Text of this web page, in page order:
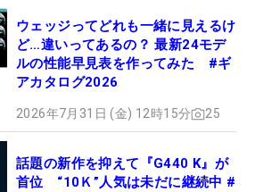
ウェッジってどれも一緒に見えるけ
ど…違いってあるの？ 最新24モデ
ルの性能早見表を作ってみた #ギ
アカタログ2026
2026年7月31日 (金) 12時15分 25
話題の新作を抑えて『G440 K』が
首位 “10Ｋ”人気は未だに継続中 #